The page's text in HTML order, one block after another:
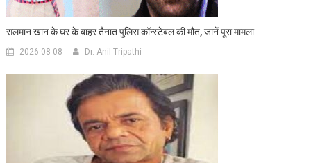
सलमान खान के घर के बाहर तैनात पुलिस कॉन्स्टेबल की मौत, जानें पूरा मामला
2026-08-08 Dr. Anil Tripathi